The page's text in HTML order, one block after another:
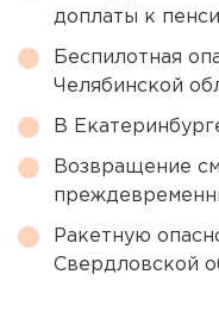
доплаты к
Беспилотная
Челябинской
В
Возвращение
Ракетную
Свердловской